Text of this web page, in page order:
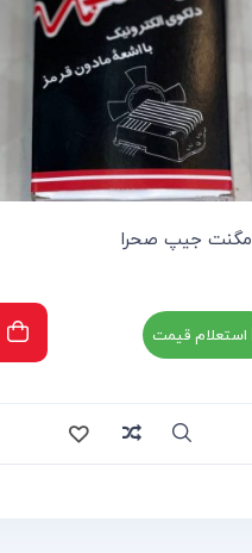
مگنت جیپ صحرا
استعلام قیمت
Compare